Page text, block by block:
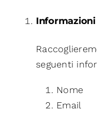
seguenti
Nome
Email